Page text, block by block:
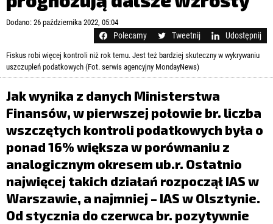
Zapamiętaj mnie
Kliknij tutaj
MEDIA
ZDROWIE I URODA
KULTURA
LIFESTYLE
OPINIE I KOMENTARZE
Dodano: 26 października 2022, 05:04
Polecamy Tweetnij Udostępnij
Fiskus robi więcej kontroli niż rok temu. Jest też bardziej skuteczny w wykrywaniu
uszczupleń podatkowych (Fot. serwis agencyjny MondayNews)
Jak wynika z danych Ministerstwa
Finansów, w pierwszej połowie br. liczba
wszczętych kontroli podatkowych była o
ponad 16% większa w porównaniu z
analogicznym okresem ub.r. Ostatnio
najwięcej takich działań rozpoczął IAS w
Warszawie, a najmniej – IAS w Olsztynie.
Od stycznia do czerwca br. pozytywnie